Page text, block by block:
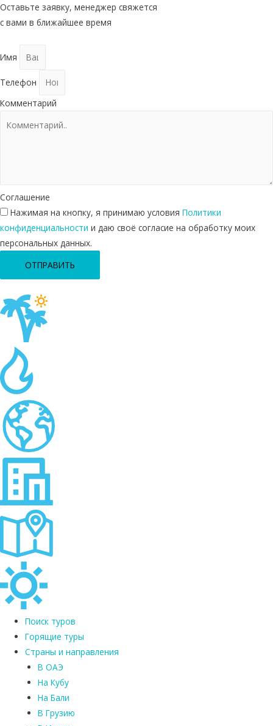
Оставьте заявку, менеджер свяжется
с вами в ближайшее время
Имя
Телефон
Комментарий
Соглашение
Нажимая на кнопку, я принимаю условия Политики
конфиденциальности и даю своё согласие на обработку моих
персональных данных.
ОТПРАВИТЬ
Поиск туров
Горящие туры
Страны и направления
В ОАЭ
На Кубу
На Бали
В Грузию